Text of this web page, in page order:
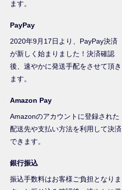
ます。
PayPay
2020年9月17日より、PayPay決済
が新しく始まりました！決済確認
後、速やかに発送手配をさせて頂き
ます。
Amazon Pay
Amazonのアカウントに登録された
配送先や支払い方法を利用して決済
できます。
銀行振込
振込手数料はお客様ご負担となりま